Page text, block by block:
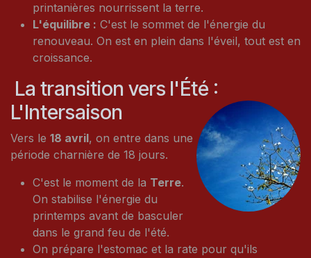
printanières nourrissent la terre.
L'équilibre : C'est le sommet de l'énergie du
renouveau. On est en plein dans l'éveil, tout est en
croissance.
La transition vers l'Été :
L'Intersaison
Vers le 18 avril, on entre dans une
période charnière de 18 jours.
C'est le moment de la Terre.
On stabilise l'énergie du
printemps avant de basculer
dans le grand feu de l'été.
On prépare l'estomac et la rate pour qu'ils